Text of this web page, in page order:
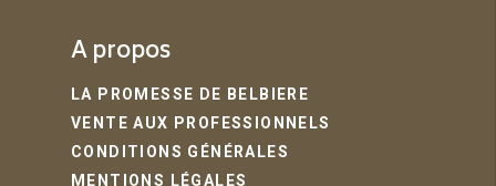
A propos
LA PROMESSE DE BELBIERE
VENTE AUX PROFESSIONNELS
CONDITIONS GÉNÉRALES
MENTIONS LÉGALES